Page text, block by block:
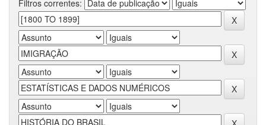
Filtros correntes: